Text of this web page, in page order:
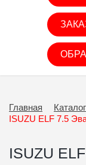
Главная Каталог
ISUZU ELF 7.5
ISUZU